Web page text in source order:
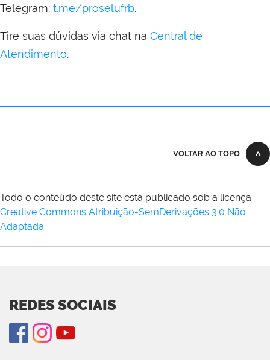
Telegram: t.me/proselufrb.
Tire suas dúvidas via chat na Central de
Atendimento.
VOLTAR AO TOPO
Todo o conteúdo deste site está publicado sob a licença
Creative Commons Atribuição-SemDerivações 3.0 Não
Adaptada.
REDES SOCIAIS